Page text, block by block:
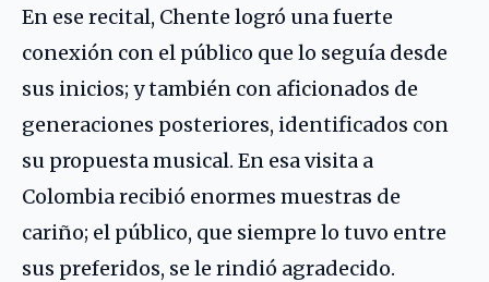
En ese recital, Chente logró una fuerte
conexión con el público que lo seguía desde
sus inicios; y también con aficionados de
generaciones posteriores, identificados con
su propuesta musical. En esa visita a
Colombia recibió enormes muestras de
cariño; el público, que siempre lo tuvo entre
sus preferidos, se le rindió agradecido.